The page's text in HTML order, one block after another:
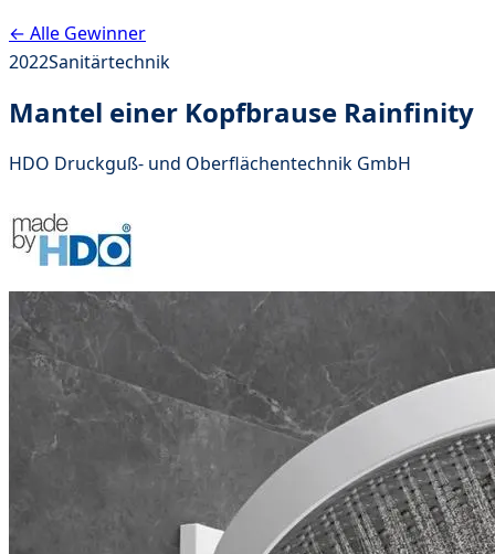
← Alle Gewinner
2022Sanitärtechnik
Mantel einer Kopfbrause Rainfinity
HDO Druckguß- und Oberflächentechnik GmbH